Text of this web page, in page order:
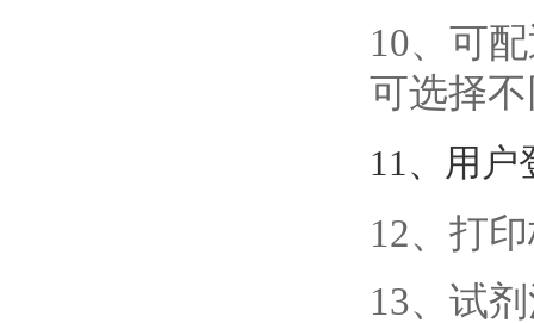
10、可
可选择
11、用户
12、打
13、试